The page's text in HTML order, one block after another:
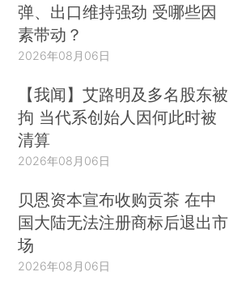
弹、出口维持强劲 受哪些因
素带动？
2026年08月06日
【我闻】艾路明及多名股东被
拘 当代系创始人因何此时被
清算
2026年08月06日
贝恩资本宣布收购贡茶 在中
国大陆无法注册商标后退出市
场
2026年08月06日